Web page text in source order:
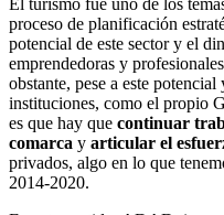
El turismo fue uno de los
proceso de planificación
potencial de este sector y el
emprendedoras y
obstante, pese a este
instituciones, como el propio
es que hay que continuar
comarca y articular el
privados, algo en lo que
2014-2020.